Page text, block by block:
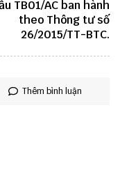
TB01/AC ban hành
theo Thông tư số
26/2015/TT-BTC.
Thêm bình luận